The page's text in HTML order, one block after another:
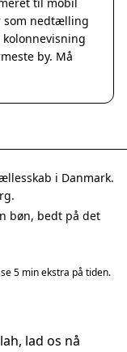
som nedtælling
by. Må
i Danmark.
bøn, bedt på det
5 min ekstra på tiden.
lad os nå